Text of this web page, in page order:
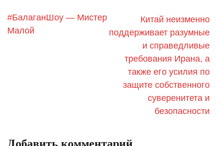
#БалаганШоу — Мистер
Малой
Китай неизменно
поддерживает разумные
и справедливые
требования Ирана, а
также его усилия по
защите собственного
суверенитета и
безопасности